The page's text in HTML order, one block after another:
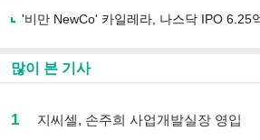
'비만 NewCo' 카일레라, 나스닥 IPO 6.25
많이 본 기사
1 지씨셀, 손주희 사업개발실장 영입